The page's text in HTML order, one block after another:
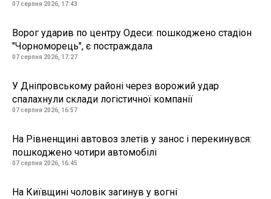
07 серпня 2026, 17:43
Ворог ударив по центру Одеси: пошкоджено стадіон
"Чорноморець", є постраждала
07 серпня 2026, 17:27
У Дніпровському районі через ворожий удар
спалахнули склади логістичної компанії
07 серпня 2026, 16:57
На Рівненщині автовоз злетів у занос і перекинувся:
пошкоджено чотири автомобілі
07 серпня 2026, 16:45
На Київщині чоловік загинув у вогні